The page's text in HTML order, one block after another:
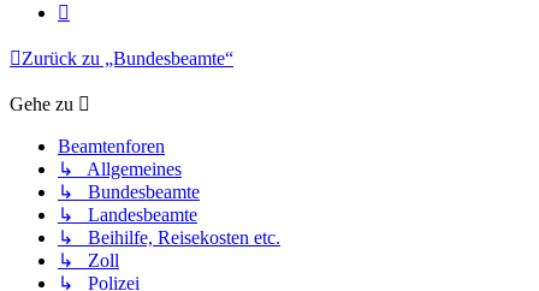
Zurück zu „Bundesbeamte“
Gehe zu
Beamtenforen
↳ Allgemeines
↳ Bundesbeamte
↳ Landesbeamte
↳ Beihilfe, Reisekosten etc.
↳ Zoll
↳ Polizei